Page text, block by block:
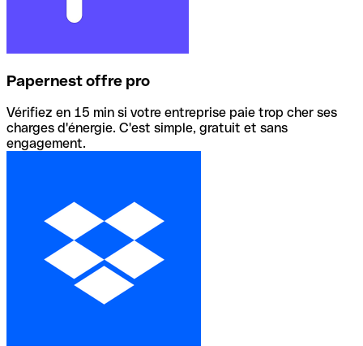
Papernest offre pro
Vérifiez en 15 min si votre entreprise paie trop cher ses
charges d'énergie. C'est simple, gratuit et sans
engagement.